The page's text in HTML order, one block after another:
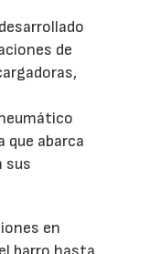
de
que abarca
sus
en